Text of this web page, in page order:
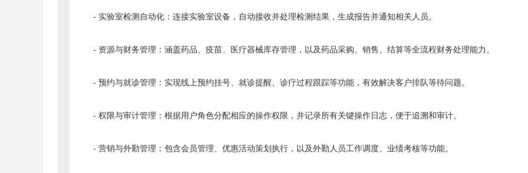
- 实验室检测自动化：连接实验室设备，自动接收并处理检测结果，生成报告并通知相关人员。
- 资源与财务管理：涵盖药品、疫苗、医疗器械库存管理，以及药品采购、销售、结算等全流程财务处理能力。
- 预约与就诊管理：实现线上预约挂号、就诊提醒、诊疗过程跟踪等功能，有效解决客户排队等待问题。
- 权限与审计管理：根据用户角色分配相应的操作权限，并记录所有关键操作日志，便于追溯和审计。
- 营销与外勤管理：包含会员管理、优惠活动策划执行，以及外勤人员工作调度、业绩考核等功能。